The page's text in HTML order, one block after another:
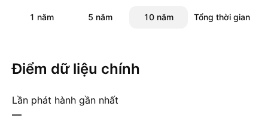
1 năm 5 năm 10 năm Tổng thời gian
Điểm dữ liệu chính
Lần phát hành gần nhất
—